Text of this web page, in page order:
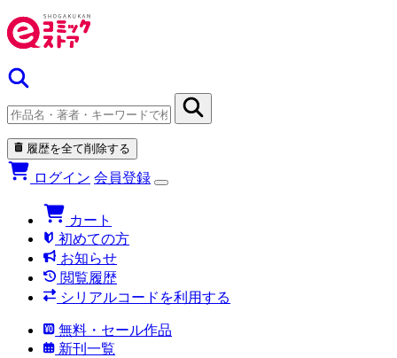
履歴を全て削除する
ログイン 会員登録
カート
初めての方
お知らせ
閲覧履歴
シリアルコードを利用する
無料・セール作品
新刊一覧